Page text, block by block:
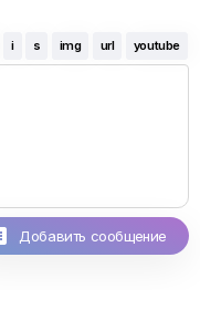
i s img url youtube
Добавить сообщение